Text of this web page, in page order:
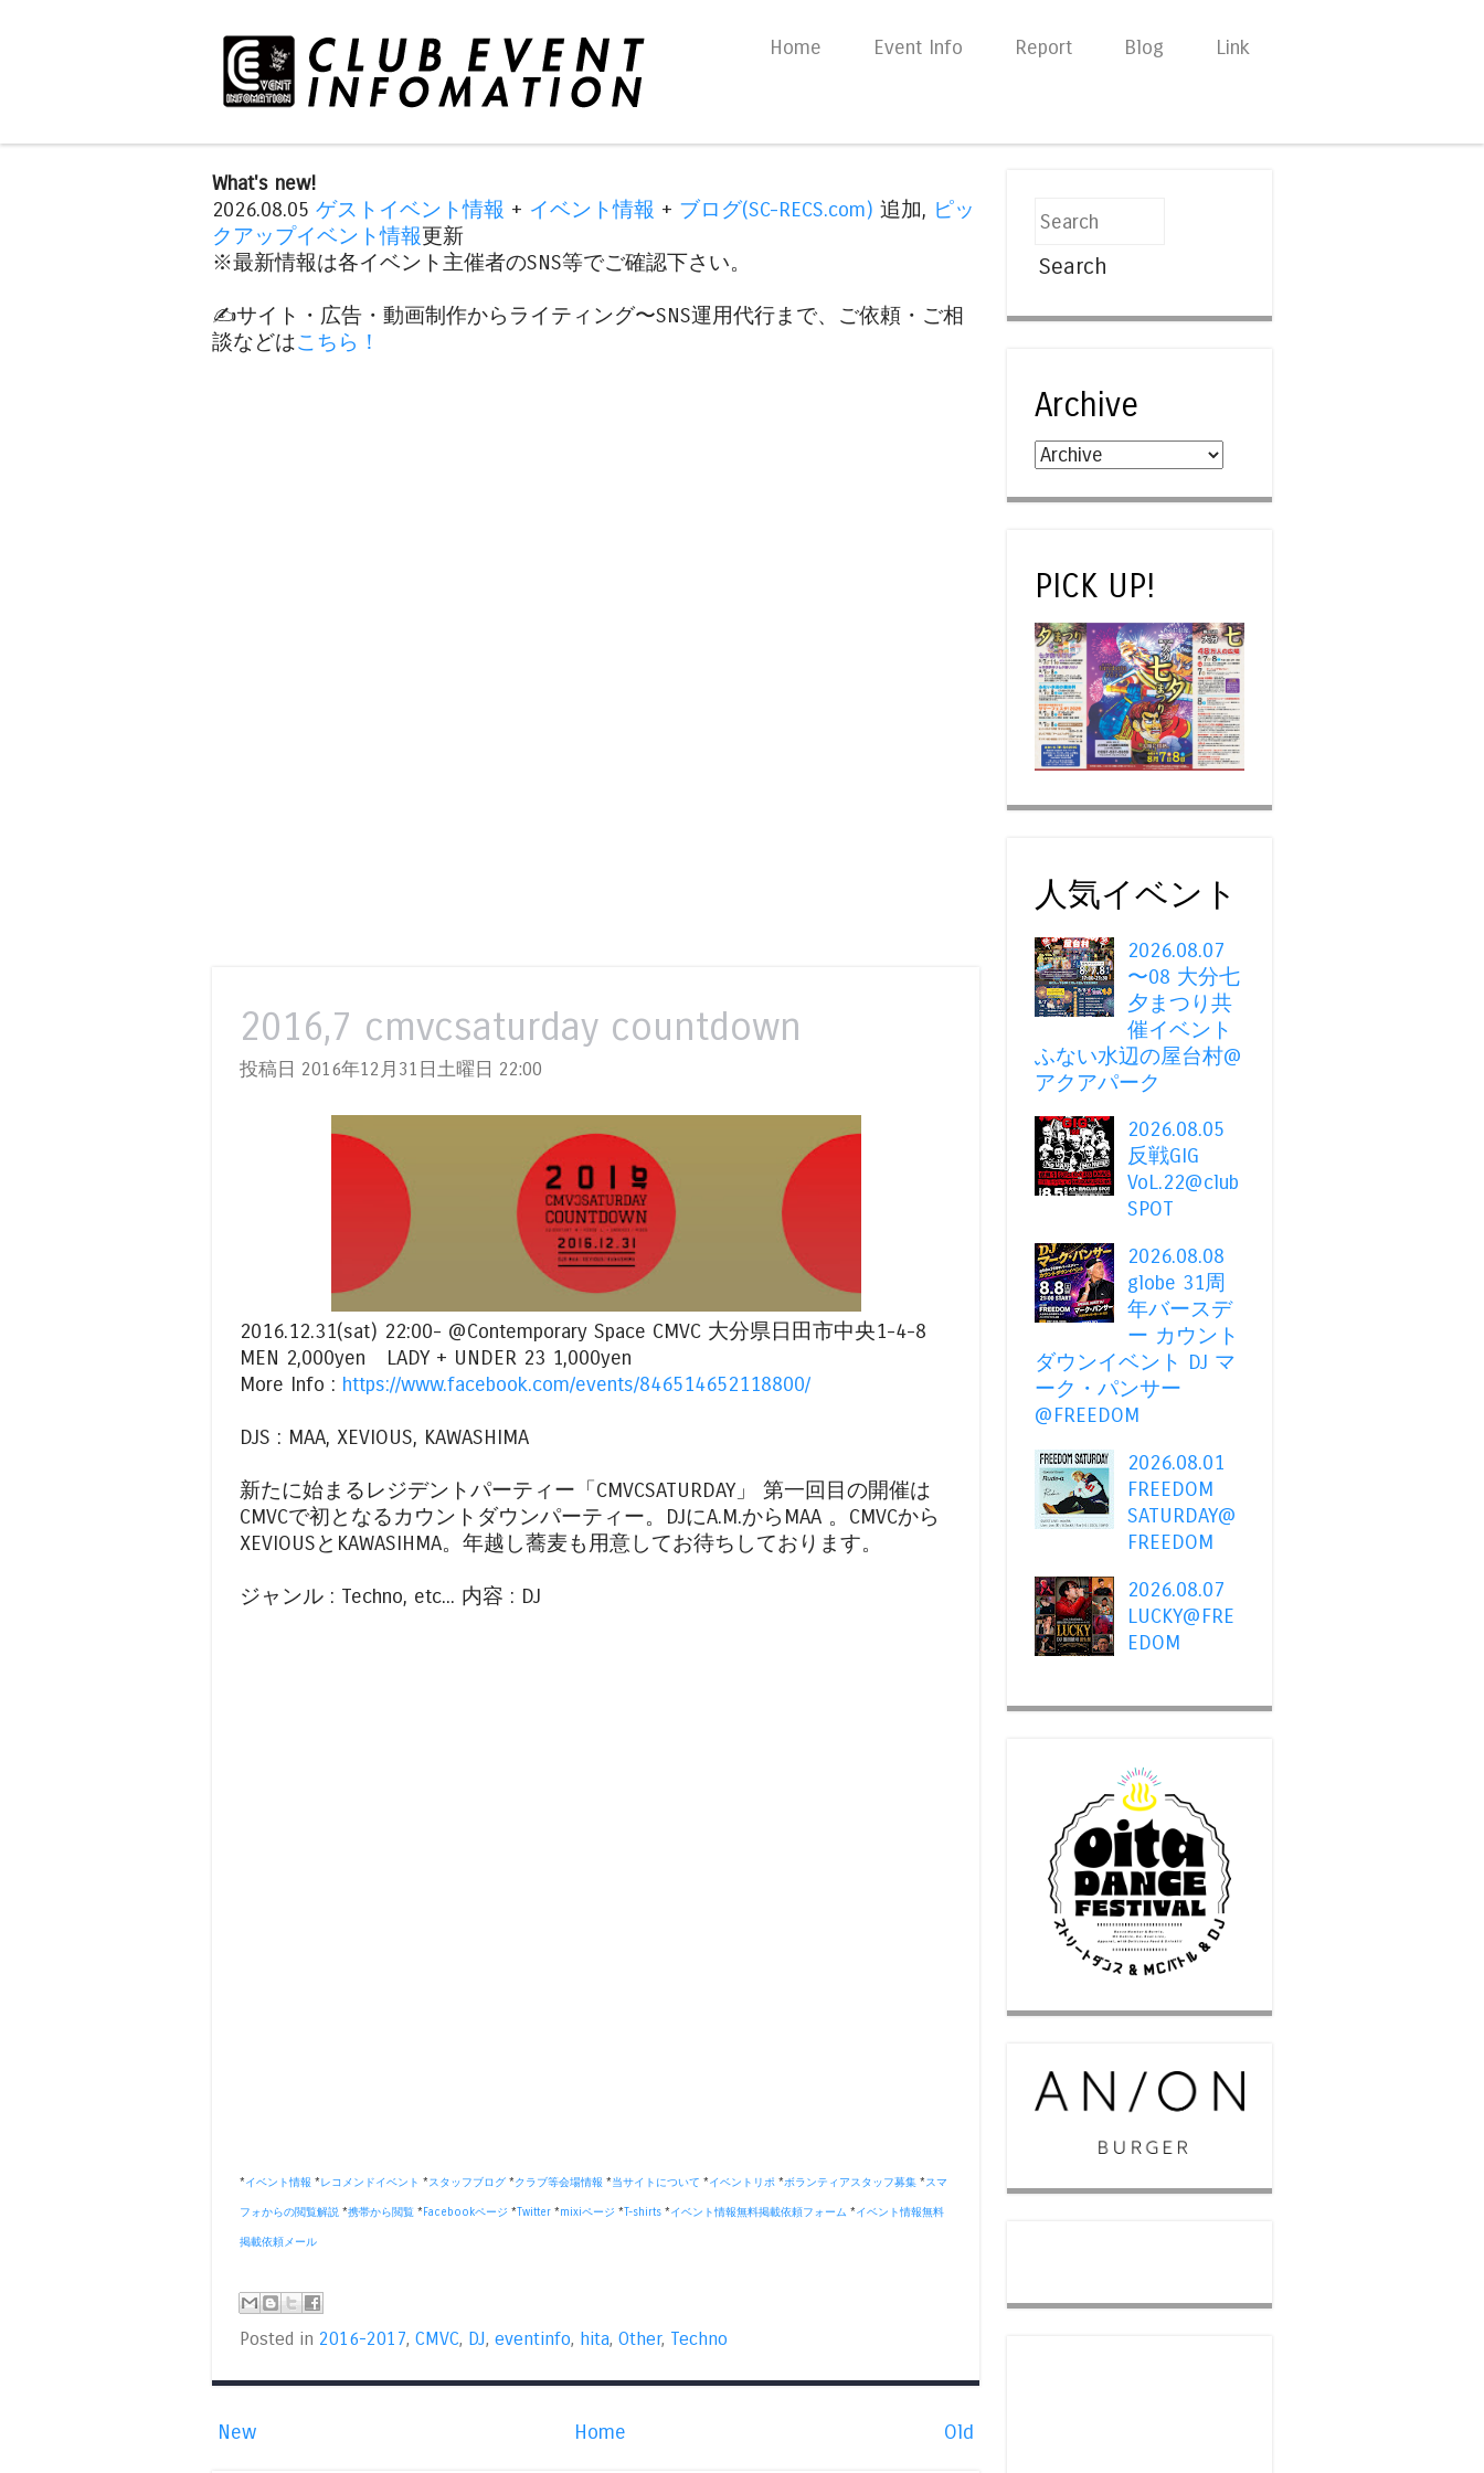
Skip to content
Home Event Info Report Blog Link
What's new!
2026.08.05 ゲストイベント情報 + イベント情報 + ブログ(SC-RECS.com) 追加, ピッ
クアップイベント情報更新
※最新情報は各イベント主催者のSNS等でご確認下さい。
✍️サイト・広告・動画制作からライティング〜SNS運用代行まで、ご依頼・ご相
談などはこちら！
2016,7 cmvcsaturday countdown
投稿日 2016年12月31日土曜日 22:00
2016.12.31(sat) 22:00- @Contemporary Space CMVC 大分県日田市中央1-4-8
MEN 2,000yen LADY + UNDER 23 1,000yen
More Info : https://www.facebook.com/events/846514652118800/
DJS : MAA, XEVIOUS, KAWASHIMA
新たに始まるレジデントパーティー「CMVCSATURDAY」 第一回目の開催は
CMVCで初となるカウントダウンパーティー。DJにA.M.からMAA 。CMVCから
XEVIOUSとKAWASIHMA。年越し蕎麦も用意してお待ちしております。
ジャンル : Techno, etc... 内容 : DJ
*イベント情報 *レコメンドイベント *スタッフブログ *クラブ等会場情報 *当サイトについて *イベントリポ *ボランティアスタッフ募集 *スマ
フォからの閲覧解説 *携帯から閲覧 * Facebookページ *Twitter *mixiページ *T-shirts *イベント情報無料掲載依頼フォーム *イベント情報無料
掲載依頼メール
Posted in 2016-2017, CMVC, DJ, eventinfo, hita, Other, Techno
New Old
Home
Search
Archive
PICK UP!
人気イベント
2026.08.07
〜08 大分七
夕まつり共
催イベント
ふない水辺の屋台村@
アクアパーク
2026.08.05
反戦GIG
VoL.22@club
SPOT
2026.08.08
globe 31周
年バースデ
ー カウント
ダウンイベント DJ マ
ーク・パンサー
@FREEDOM
2026.08.01
FREEDOM
SATURDAY@
FREEDOM
2026.08.07
LUCKY@FRE
EDOM